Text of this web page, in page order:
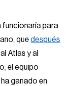
funcionaría para
quedespués
Atlas y al
el equipo
ganado en